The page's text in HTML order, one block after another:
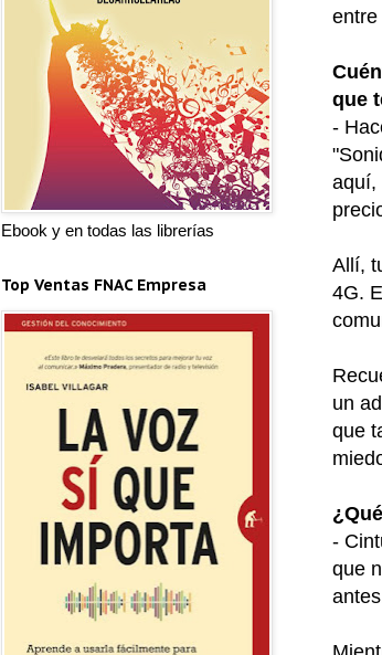
entre
que
-
aquí,
Allí,
4G.
un
que
-
que
Ebook y en todas las librerías
Top Ventas FNAC Empresa